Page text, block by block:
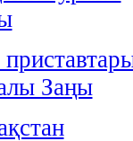
Заңы